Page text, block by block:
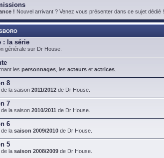
! Nouvel arrivant ? Venez vous présenter dans ce sujet dédié !
: la série
générale sur Dr House.
les personnages , les acteurs et actrices
8
la saison 2011/2012 de Dr House.
7
la saison 2010/2011 de Dr House.
6
la saison 2009/2010 de Dr House.
5
la saison 2008/2009 de Dr House.